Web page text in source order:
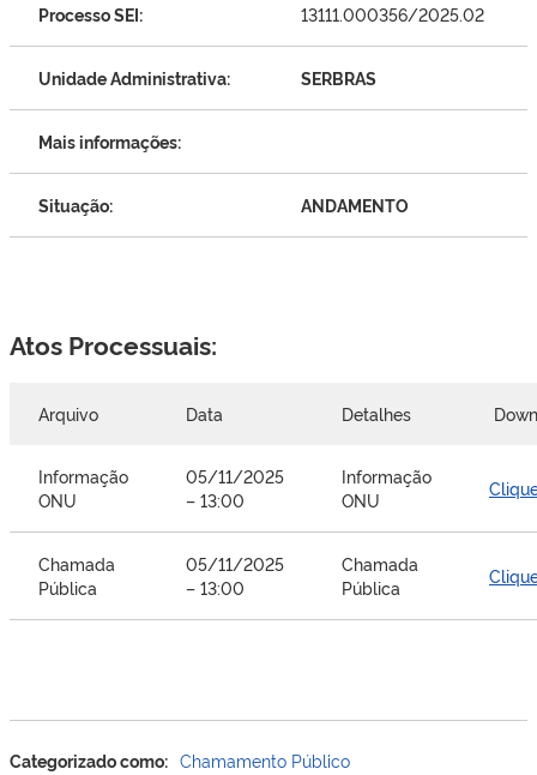
Processo SEI: 13111.000356/2025.02
Unidade Administrativa: SERBRAS
Mais informações:
Situação: ANDAMENTO
Atos Processuais:
Arquivo Data Detalhes
Informação
ONU
05/11/2025
– 13:00
Informação
ONU
Chamada
Pública
05/11/2025
– 13:00
Chamada
Pública
Categorizado como: Chamamento Público